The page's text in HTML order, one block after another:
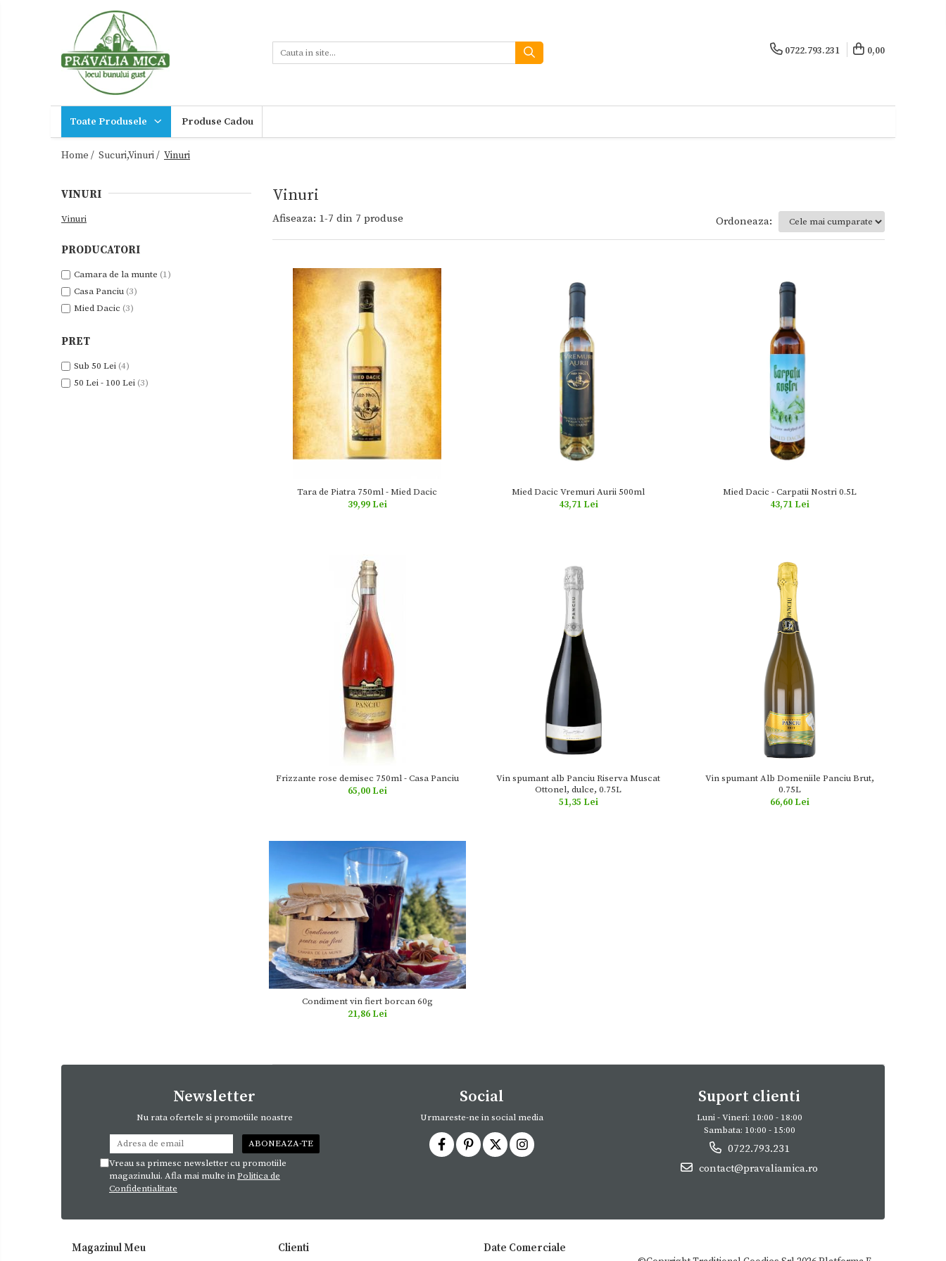
Toate Produsele
Dulciuri de casa
Sucuri,Vinuri
Tuica
personala
0722.793.231 0,00
Toate Produsele Produse Cadou
Home / Sucuri,Vinuri / Vinuri
Vinuri
VINURI
Vinuri
PRODUCATORI
Camara de la munte (1)
Casa Panciu (3)
Mied Dacic (3)
PRET
Sub 50 Lei (4)
50 Lei - 100 Lei (3)
Afiseaza: 1-7 din 7 produse Ordoneaza:
Tara de Piatra 750ml - Mied Dacic
39,99 Lei
Mied Dacic Vremuri Aurii 500ml
43,71 Lei
Mied Dacic - Carpatii Nostri 0.5L
43,71 Lei
Frizzante rose demisec 750ml - Casa Panciu
65,00 Lei
Vin spumant alb Panciu Riserva Muscat
Ottonel, dulce, 0.75L
51,35 Lei
Vin spumant Alb Domeniile Panciu Brut,
0.75L
66,60 Lei
Condiment vin fiert borcan 60g
21,86 Lei
Newsletter
Nu rata ofertele si promotiile noastre
Vreau sa primesc newsletter cu promotiile
magazinului. Afla mai multe inPolitica de
Confidentialitate
Social
Urmareste-ne in social media
Suport clienti
Luni - Vineri: 10:00 - 18:00
Sambata: 10:00 - 15:00
0722.793.231
contact@pravaliamica.ro
Magazinul Meu Clienti Date Comerciale